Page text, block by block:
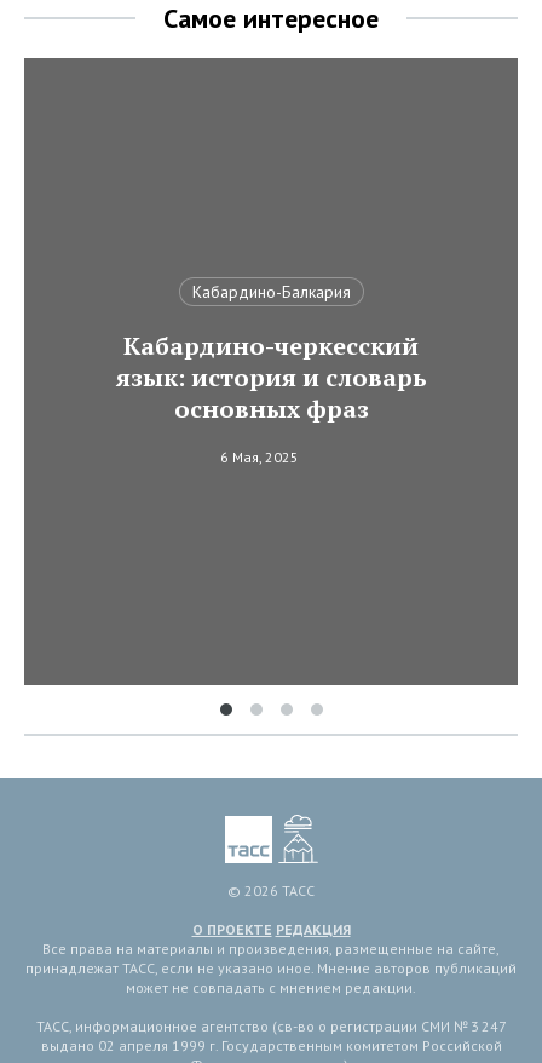
Самое интересное
Кабардино-Балкария
Кабардино-черкесский
язык: история и словарь
основных фраз
6 Мая, 2025
© 2026 ТАСС
О ПРОЕКТЕ РЕДАКЦИЯ
Все права на материалы и произведения, размещенные на сайте,
принадлежат ТАСС, если не указано иное. Мнение авторов публикаций
может не совпадать с мнением редакции.
ТАСС, информационное агентство (св-во о регистрации СМИ № 3 247
выдано 02 апреля 1999 г. Государственным комитетом Российской